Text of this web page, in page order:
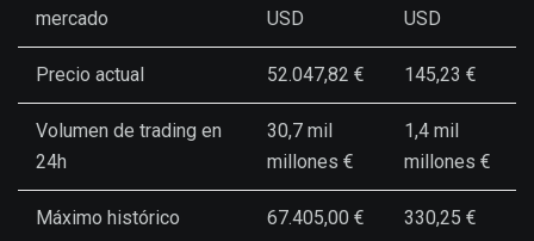
mercado
USD
USD
Precio actual 52.047,82 € 145,23 €
Volumen de trading en
24h
30,7 mil
millones €
1,4 mil
millones €
Máximo histórico 67.405,00 € 330,25 €